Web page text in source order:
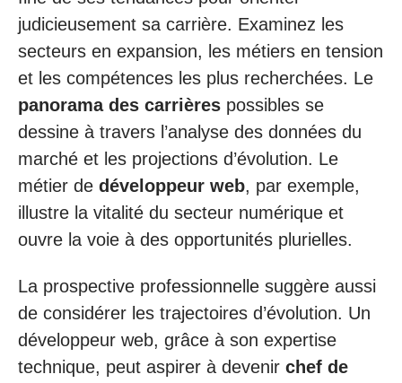
judicieusement sa carrière. Examinez les
secteurs en expansion, les métiers en tension
et les compétences les plus recherchées. Le
panorama des carrières possibles se
dessine à travers l’analyse des données du
marché et les projections d’évolution. Le
métier de développeur web, par exemple,
illustre la vitalité du secteur numérique et
ouvre la voie à des opportunités plurielles.
La prospective professionnelle suggère aussi
de considérer les trajectoires d’évolution. Un
développeur web, grâce à son expertise
technique, peut aspirer à devenir chef de